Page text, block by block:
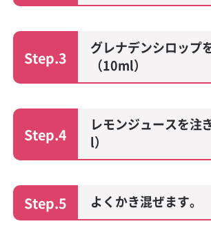
Step.3
グレナデンシロップ
（10ml）
Step.4
レモンジュースを注
l）
Step.5 よくかき混ぜます。